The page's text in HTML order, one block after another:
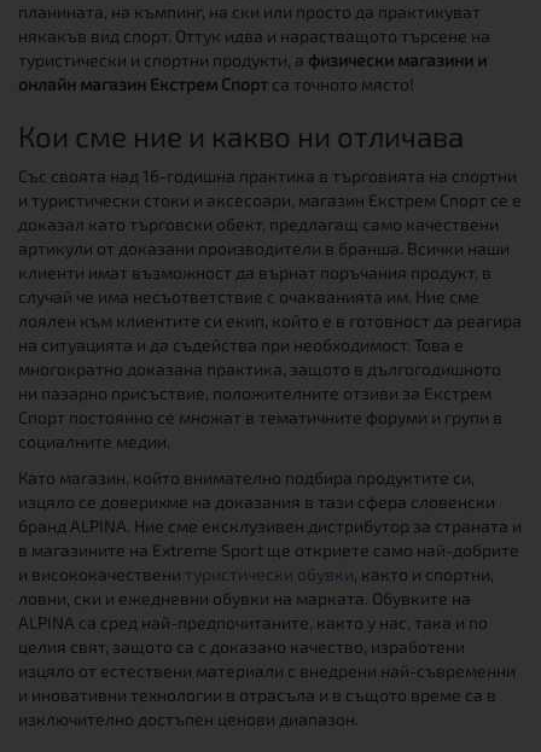
планината, на къмпинг, на ски или просто да практикуват
някакъв вид спорт. Оттук идва и нарастващото търсене на
туристически и спортни продукти, а физически магазини и
онлайн магазин Екстрем Спорт са точното място!
Кои сме ние и какво ни отличава
Със своята над 16-годишна практика в търговията на спортни
и туристически стоки и аксесоари, магазин Екстрем Спорт се е
доказал като търговски обект, предлагащ само качествени
артикули от доказани производители в бранша. Всички наши
клиенти имат възможност да върнат поръчания продукт, в
случай че има несъответствие с очакванията им. Ние сме
лоялен към клиентите си екип, който е в готовност да реагира
на ситуацията и да съдейства при необходимост. Това е
многократно доказана практика, защото в дългогодишното
ни пазарно присъствие, положителните отзиви за Екстрем
Спорт постоянно се множат в тематичните форуми и групи в
социалните медии.
Като магазин, който внимателно подбира продуктите си,
изцяло се доверихме на доказания в тази сфера словенски
бранд ALPINA. Ние сме ексклузивен дистрибутор за страната и
в магазините на Extreme Sport ще откриете само най-добрите
и висококачествени туристически обувки, както и спортни,
ловни, ски и ежедневни обувки на марката. Обувките на
ALPINA са сред най-предпочитаните, както у нас, така и по
целия свят, защото са с доказано качество, изработени
изцяло от естествени материали с внедрени най-съвременни
и иновативни технологии в отрасъла и в същото време са в
изключително достъпен ценови диапазон.